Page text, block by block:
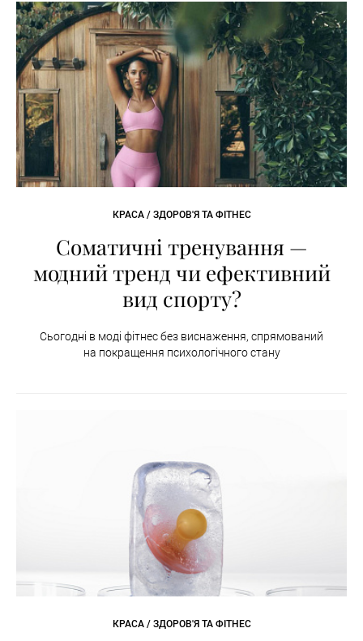
КРАСА / ЗДОРОВ'Я ТА ФІТНЕС
Соматичні тренування —
модний тренд чи ефективний
вид спорту?
Сьогодні в моді фітнес без виснаження, спрямований
на покращення психологічного стану
КРАСА / ЗДОРОВ'Я ТА ФІТНЕС